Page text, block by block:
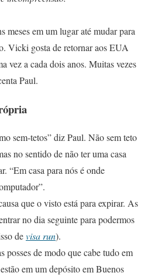
meses em um lugar até mudar para
Vicki gosta de retornar aos EUA
vez a cada dois anos. Muitas vezes
Paul.
sem-tetos” diz Paul. Não sem teto
no sentido de não ter uma casa
“Em casa para nós é onde
que o visto está para expirar. As
no dia seguinte para podermos
devisa run).
posses de modo que cabe tudo em
em um depósito em Buenos